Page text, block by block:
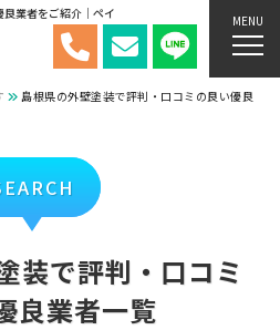
業者をご紹介｜ペイ
MENU
島根県の外壁塗装で評判・口コミの良い優良
装で評判・口コミ
良業者一覧